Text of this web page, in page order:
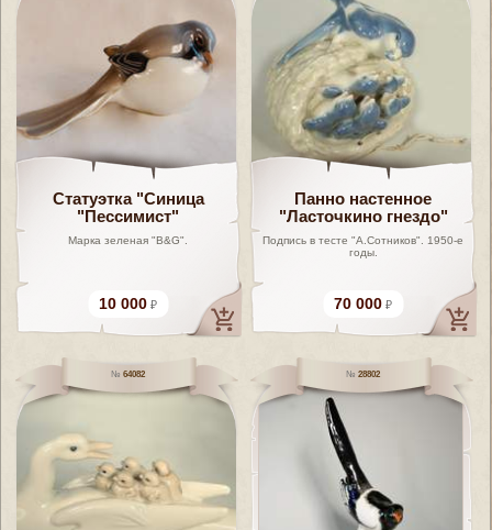
Статуэтка "Синица
"Пессимист"
Марка зеленая "B&G".
10 000
Панно настенное
"Ласточкино гнездо"
Подпись в тесте "А.Сотников". 1950-е
годы.
70 000
64082 28802